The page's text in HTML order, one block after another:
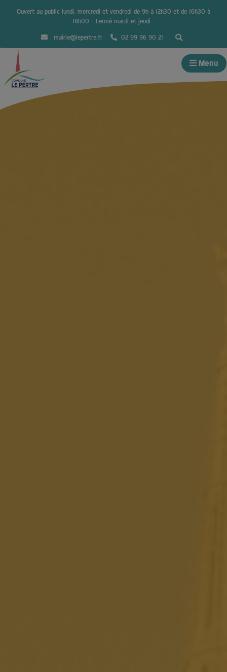
Ouvert au public lundi, mercredi et vendredi de 9h à 12h30 et de 16h30 à
18h00 – Fermé mardi et jeudi
mairie@lepertre.fr 02 99 96 90 21
Menu